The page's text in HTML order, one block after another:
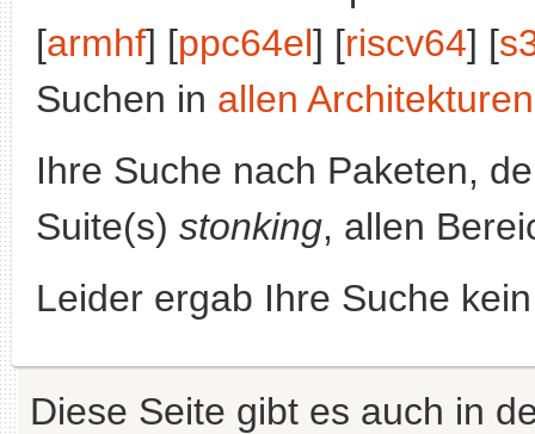
[armhf] [ppc64el] [riscv64] [
Suchen in allen Architekturen
Ihre Suche nach Paketen,
Suite(s) stonking, allen
Leider ergab Ihre Suche
Diese Seite gibt es auch in